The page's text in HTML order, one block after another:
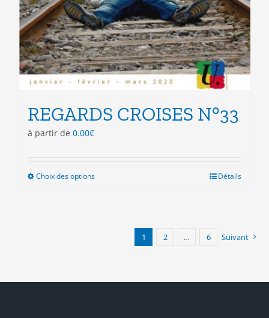
REGARDS CROISES N°33
à partir de 0.00€
Choix des optionsCe
variations.
être
Détails
1 2 … 6 Suivant